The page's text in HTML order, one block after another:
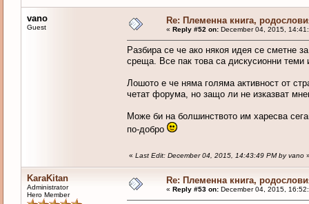
vano
Guest
Re: Племенна книга,
« Reply #52 on:December 04, 2015,
Разбира се че ако някоя идея се сметне
среща. Все пак това са дискусионни теми
Лошото е че няма голяма активност от
четат форума, но защо ли не изказват
Може би на болшинството им харесва
по-добро
« Last Edit: December 04, 2015, 14:43:49 PM by vano
KaraKitan
Administrator
Hero Member
Re: Племенна книга,
« Reply #53 on:December 04, 2015,